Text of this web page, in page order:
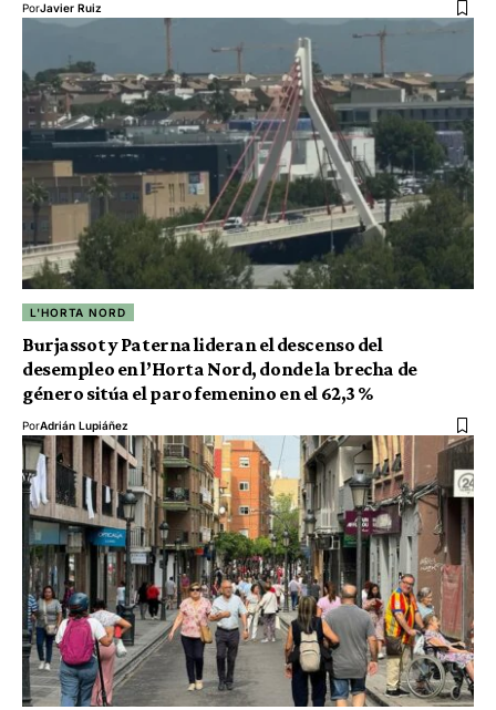
PorJavier Ruiz
L'HORTA NORD
Burjassot y Paterna lideran el descenso del
desempleo en l’Horta Nord, donde la brecha de
género sitúa el paro femenino en el 62,3 %
PorAdrián Lupiáñez